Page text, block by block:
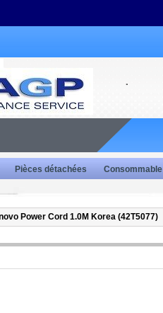
Pièces détachées Consommable
Power Cord 1.0M Korea (42T5077)